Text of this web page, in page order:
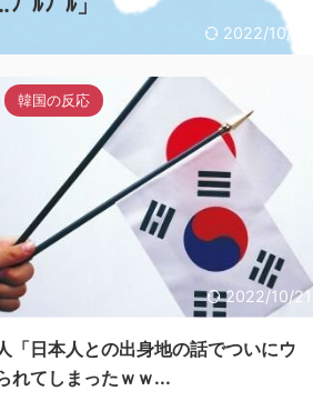
2022/10/23
2022/10/21
韓国の反応
「日本人との出身地の話でついにウ
れてしまったｗｗ...